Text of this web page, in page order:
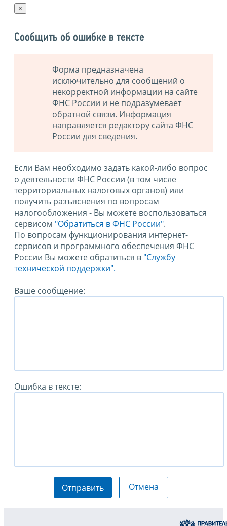
×
Сообщить об ошибке в тексте
Форма предназначена
исключительно для сообщений о
некорректной информации на сайте
ФНС России и не подразумевает
обратной связи. Информация
направляется редактору сайта ФНС
России для сведения.
Если Вам необходимо задать какой-либо вопрос
о деятельности ФНС России (в том числе
территориальных налоговых органов) или
получить разъяснения по вопросам
налогообложения - Вы можете воспользоваться
сервисом "Обратиться в ФНС России".
По вопросам функционирования интернет-
сервисов и программного обеспечения ФНС
России Вы можете обратиться в "Службу
технической поддержки".
Ваше сообщение:
Ошибка в тексте:
Отправить Отмена